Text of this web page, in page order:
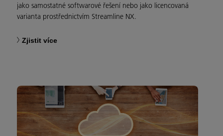
jako samostatné softwarové řešení nebo jako licencovaná
varianta prostřednictvím Streamline NX.
Zjistit více